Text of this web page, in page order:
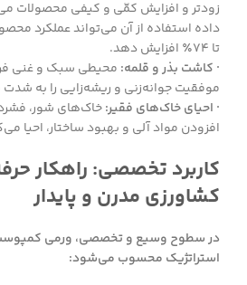
زودتر و افزایش کمّی و کیفی محصولات
داده استفاده از آن می‌تواند عملکرد
تا ۷۴٪ افزایش دهد.
· کاشت بذر و قلمه: محیطی سبک و غنی
موفقیت جوانه‌زنی و ریشه‌زایی را به شدت
· احیای خاک‌های فقیر:خاک‌های شور،
افزودن مواد آلی و بهبود ساختار، احیا
کاربرد تخصصی: راهکار
کشاورزی مدرن و پایدار
در سطوح وسیع و تخصصی، ورمی کمپوست
استراتژیک محسوب می‌شود: